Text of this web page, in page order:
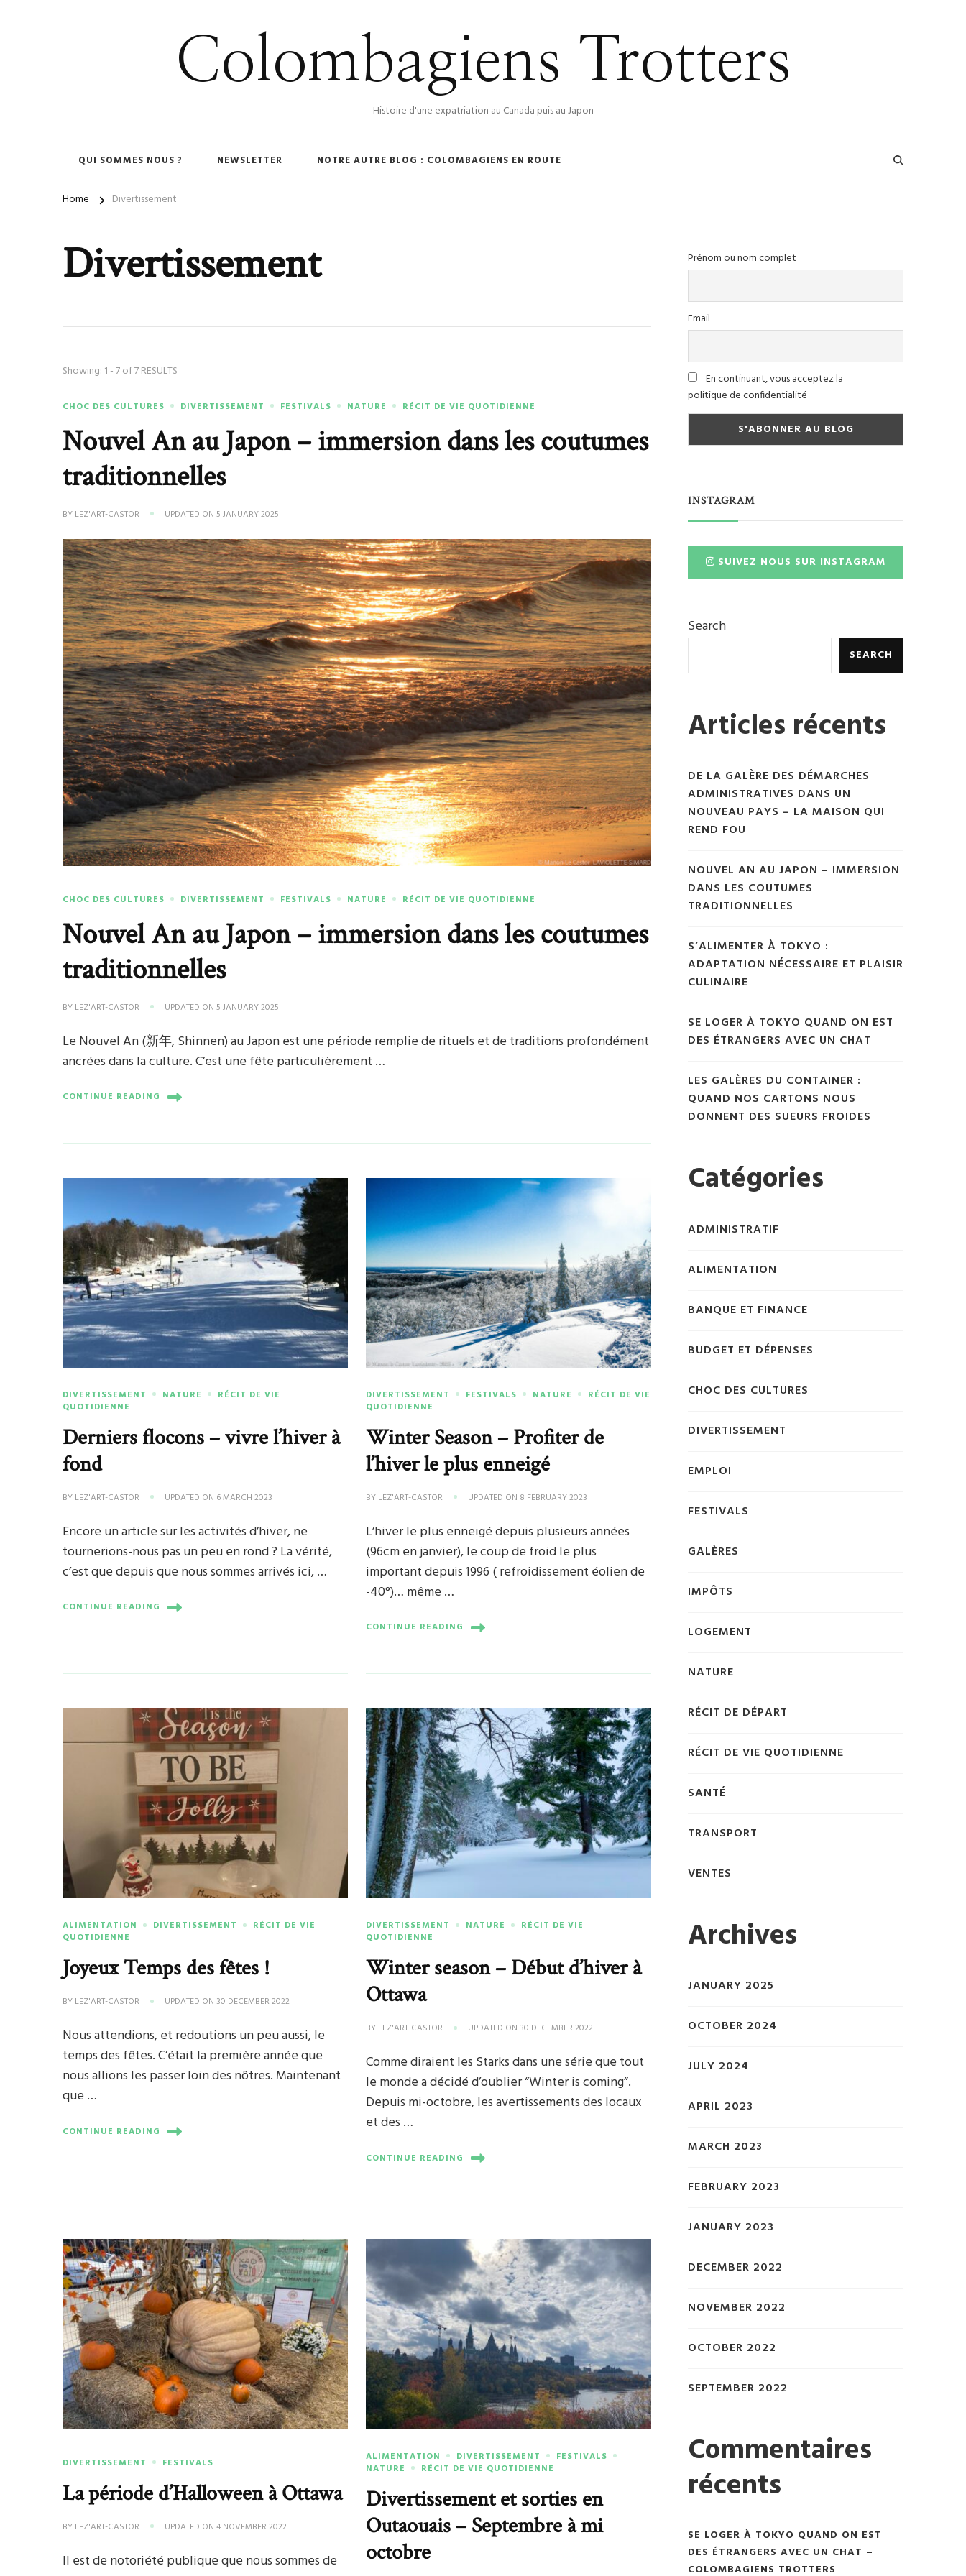
Colombagiens Trotters
Histoire d'une expatriation au Canada puis au Japon
QUI SOMMES NOUS ? NEWSLETTER NOTRE AUTRE BLOG : COLOMBAGIENS EN ROUTE
Home Divertissement
Divertissement
Showing: 1 - 7 of 7 RESULTS
CHOC DES CULTURES DIVERTISSEMENT FESTIVALS NATURE RÉCIT DE VIE QUOTIDIENNE
Nouvel An au Japon – immersion dans les coutumes
traditionnelles
BY LEZ'ART-CASTOR UPDATED ON5 JANUARY 2025
CHOC DES CULTURES DIVERTISSEMENT FESTIVALS NATURE RÉCIT DE VIE QUOTIDIENNE
Nouvel An au Japon – immersion dans les coutumes
traditionnelles
BY LEZ'ART-CASTOR UPDATED ON5 JANUARY 2025
Le Nouvel An (新年, Shinnen) au Japon est une période remplie de rituels et de traditions profondément
ancrées dans la culture. C’est une fête particulièrement …
CONTINUE READING
DIVERTISSEMENT NATURE
RÉCIT DE VIE
QUOTIDIENNE
Derniers flocons – vivre l’hiver à
fond
BY LEZ'ART-CASTOR UPDATED ON 6 MARCH 2023
Encore un article sur les activités d’hiver, ne
tournerions-nous pas un peu en rond ? La vérité,
c’est que depuis que nous sommes arrivés ici, …
CONTINUE READING
DIVERTISSEMENT FESTIVALS NATURE
RÉCIT DE VIE
QUOTIDIENNE
Winter Season – Profiter de
l’hiver le plus enneigé
BY LEZ'ART-CASTOR UPDATED ON 8 FEBRUARY 2023
L’hiver le plus enneigé depuis plusieurs années
(96cm en janvier), le coup de froid le plus
important depuis 1996 ( refroidissement éolien de
-40°)… même …
CONTINUE READING
ALIMENTATION DIVERTISSEMENT
RÉCIT DE VIE
QUOTIDIENNE
Joyeux Temps des fêtes !
BY LEZ'ART-CASTOR UPDATED ON 30 DECEMBER 2022
Nous attendions, et redoutions un peu aussi, le
temps des fêtes. C’était la première année que
nous allions les passer loin des nôtres. Maintenant
que …
CONTINUE READING
DIVERTISSEMENT NATURE
RÉCIT DE VIE
QUOTIDIENNE
Winter season – Début d’hiver à
Ottawa
BY LEZ'ART-CASTOR UPDATED ON 30 DECEMBER 2022
Comme diraient les Starks dans une série que tout
le monde a décidé d’oublier “Winter is coming”.
Depuis mi-octobre, les avertissements des locaux
et des …
CONTINUE READING
DIVERTISSEMENT FESTIVALS
La période d’Halloween à Ottawa
BY LEZ'ART-CASTOR UPDATED ON4 NOVEMBER 2022
Il est de notoriété publique que nous sommes de
ALIMENTATION DIVERTISSEMENT
FESTIVALS
NATURE
RÉCIT DE VIE QUOTIDIENNE
Divertissement et sorties en
Outaouais – Septembre à mi
octobre
Prénom ou nom complet
Email
En continuant, vous acceptez la
politique de confidentialité
INSTAGRAM
SUIVEZ NOUS SUR INSTAGRAM
Search
SEARCH
Articles récents
DE LA GALÈRE DES DÉMARCHES
ADMINISTRATIVES DANS UN
NOUVEAU PAYS – LA MAISON QUI
REND FOU
NOUVEL AN AU JAPON – IMMERSION
DANS LES COUTUMES
TRADITIONNELLES
S’ALIMENTER À TOKYO :
ADAPTATION NÉCESSAIRE ET PLAISIR
CULINAIRE
SE LOGER À TOKYO QUAND ON EST
DES ÉTRANGERS AVEC UN CHAT
LES GALÈRES DU CONTAINER :
QUAND NOS CARTONS NOUS
DONNENT DES SUEURS FROIDES
Catégories
ADMINISTRATIF
ALIMENTATION
BANQUE ET FINANCE
BUDGET ET DÉPENSES
CHOC DES CULTURES
DIVERTISSEMENT
EMPLOI
FESTIVALS
GALÈRES
IMPÔTS
LOGEMENT
NATURE
RÉCIT DE DÉPART
RÉCIT DE VIE QUOTIDIENNE
SANTÉ
TRANSPORT
VENTES
Archives
JANUARY 2025
OCTOBER 2024
JULY 2024
APRIL 2023
MARCH 2023
FEBRUARY 2023
JANUARY 2023
DECEMBER 2022
NOVEMBER 2022
OCTOBER 2022
SEPTEMBER 2022
Commentaires
récents
SE LOGER À TOKYO QUAND ON EST
DES ÉTRANGERS AVEC UN CHAT –
COLOMBAGIENS TROTTERS